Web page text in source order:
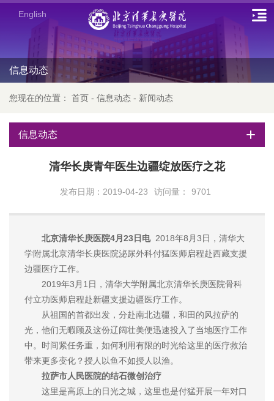
English
信息动态
您现在的位置： 首页 - 信息动态 - 新闻动态
信息动态
清华长庚青年医生边疆绽放医疗之花
发布日期：2019-04-23 访问量： 9701
北京清华长庚医院4月23日电2018年8月3日，清华大
学附属北京清华长庚医院泌尿外科付猛医师启程赴西藏支援
边疆医疗工作。
2019年3月1日，清华大学附属北京清华长庚医院骨科
付立功医师启程赴新疆支援边疆医疗工作。
从祖国的首都出发，分赴南北边疆，和田的风拉萨的
光，他们无暇顾及这份辽阔壮美便迅速投入了当地医疗工作
中。时间紧任务重，如何利用有限的时光给这里的医疗救治
带来更多变化？授人以鱼不如授人以渔。
拉萨市人民医院的结石微创治疗
这里是高原上的日光之城，这里也是付猛开展一年对口